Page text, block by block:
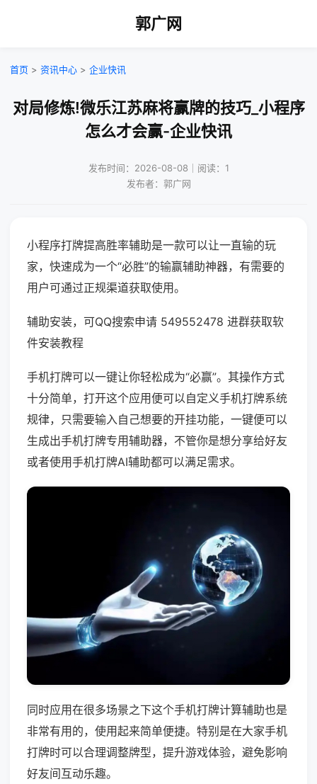
郭广网
首页 > 资讯中心 > 企业快讯
对局修炼!微乐江苏麻将赢牌的技巧_小程序
怎么才会赢-企业快讯
发布时间：2026-08-08｜阅读：1
发布者：郭广网
小程序打牌提高胜率辅助是一款可以让一直输的玩
家，快速成为一个“必胜”的输赢辅助神器，有需要的
用户可通过正规渠道获取使用。
辅助安装，可QQ搜索申请 549552478 进群获取软
件安装教程
手机打牌可以一键让你轻松成为“必赢”。其操作方式
十分简单，打开这个应用便可以自定义手机打牌系统
规律，只需要输入自己想要的开挂功能，一键便可以
生成出手机打牌专用辅助器，不管你是想分享给好友
或者使用手机打牌AI辅助都可以满足需求。
同时应用在很多场景之下这个手机打牌计算辅助也是
非常有用的，使用起来简单便捷。特别是在大家手机
打牌时可以合理调整牌型，提升游戏体验，避免影响
好友间互动乐趣。